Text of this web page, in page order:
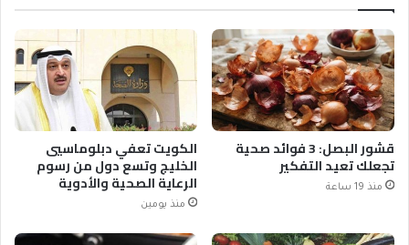
قشور البصل: 3 فوائد صحية
تجعلك تعيد التفكير
منذ 19 ساعة
الكويت تعفي دبلوماسيي
الخليج وتسع دول من رسوم
الرعاية الصحية والأدوية
منذ يومين